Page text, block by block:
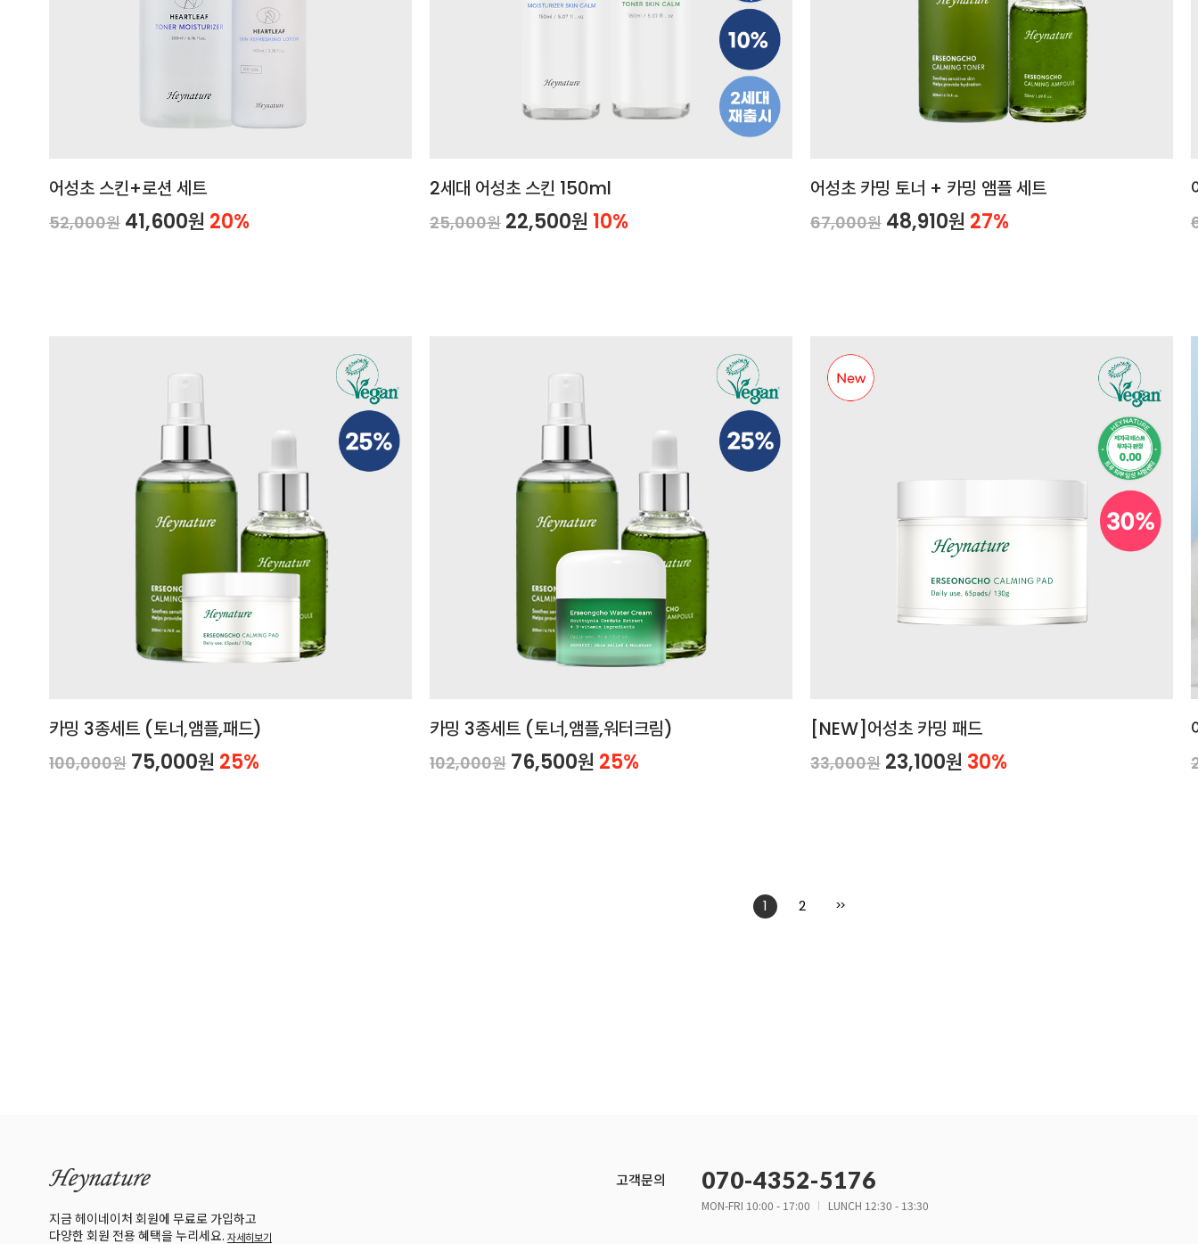
어성초 스킨+로션 세트
52,000원 41,600원 20%
2세대 어성초 스킨 150ml
25,000원 22,500원 10%
어성초 카밍 토너 + 카밍 앰플 세트
67,000원 48,910원 27%
카밍 3종세트 (토너,앰플,패드)
100,000원 75,000원 25%
카밍 3종세트 (토너,앰플,워터크림)
102,000원 76,500원 25%
[NEW]어성초 카밍 패드
33,000원 23,100원 30%
1 2 >>
지금 헤이네이처 회원에 무료로 가입하고
다양한 회원 전용 혜택을 누리세요. 자세히보기
고객문의 070-4352-5176
MON-FRI 10:00 - 17:00 LUNCH 12:30 - 13:30